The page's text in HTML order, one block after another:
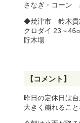
さなぎ・コーン
◆焼津市 鈴木貴
クロダイ 23～
貯木場
【コメント】
昨日の定休日は
大きく崩れるこ